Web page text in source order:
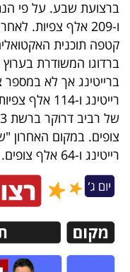
ו-209 אלף צפיות.
קטפה תוכנית
רייטינג ו-
רייטינג ו-64 אלף צופים.